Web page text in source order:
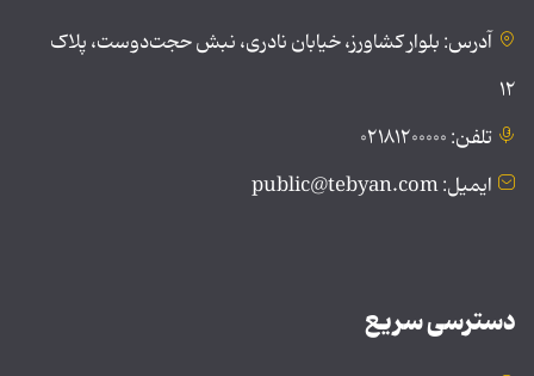
آدرس: بلوار کشاورز، خیابان نادری، نبش حجت‌دوست، پلاک
۱۲
تلفن: ۰۲۱۸۱۲۰۰۰۰۰
ایمیل: public@tebyan.com
دسترسی سریع